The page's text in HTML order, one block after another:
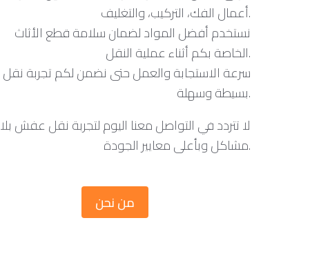
أعمال الفك، التركيب، والتغليف.
نستخدم أفضل المواد لضمان سلامة قطع الأثاث
الخاصة بكم أثناء عملية النقل.
سرعة الاستجابة والعمل حتى نضمن لكم تجربة نقل
بسيطة وسهلة.
لا تتردد في التواصل معنا اليوم لتجربة نقل عفش بلا
مشاكل وبأعلى معايير الجودة.
من نحن